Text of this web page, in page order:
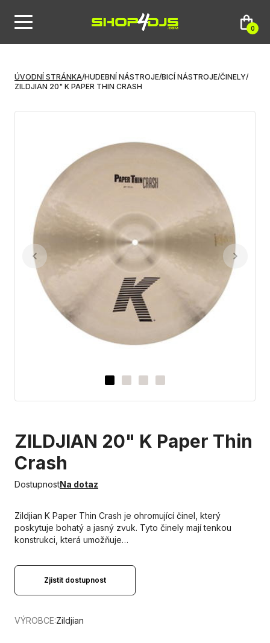
0
ÚVODNÍ STRÁNKA/HUDEBNÍ NÁSTROJE/BICÍ NÁSTROJE/ČINELY/
ZILDJIAN 20" K PAPER THIN CRASH
ZILDJIAN 20" K Paper Thin
Crash
DostupnostNa dotaz
Zildjian K Paper Thin Crash je ohromující činel, který
poskytuje bohatý a jasný zvuk. Tyto činely mají tenkou
konstrukci, která umožňuje…
Zjistit dostupnost
VÝROBCE:Zildjian